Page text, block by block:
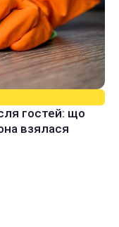
гостей: що
взялася